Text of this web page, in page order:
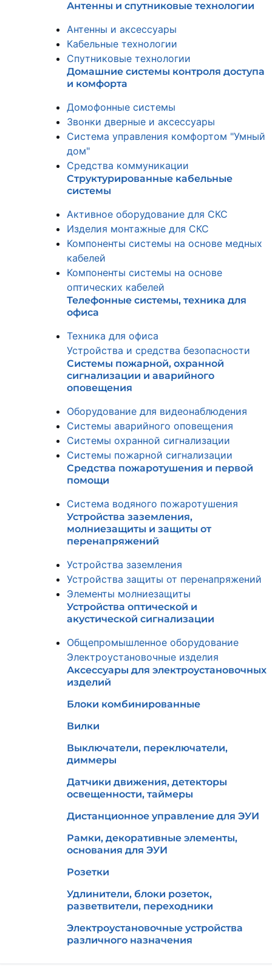
Антенны и спутниковые технологии
Антенны и аксессуары
Кабельные технологии
Спутниковые технологии
Домашние системы контроля доступа
и комфорта
Домофонные системы
Звонки дверные и аксессуары
Система управления комфортом "Умный
дом"
Средства коммуникации
Структурированные кабельные
системы
Активное оборудование для СКС
Изделия монтажные для СКС
Компоненты системы на основе медных
кабелей
Компоненты системы на основе
оптических кабелей
Телефонные системы, техника для
офиса
Техника для офиса
Устройства и средства безопасности
Системы пожарной, охранной
сигнализации и аварийного
оповещения
Оборудование для видеонаблюдения
Системы аварийного оповещения
Системы охранной сигнализации
Системы пожарной сигнализации
Средства пожаротушения и первой
помощи
Система водяного пожаротушения
Устройства заземления,
молниезащиты и защиты от
перенапряжений
Устройства заземления
Устройства защиты от перенапряжений
Элементы молниезащиты
Устройства оптической и
акустической сигнализации
Общепромышленное оборудование
Электроустановочные изделия
Аксессуары для электроустановочных
изделий
Блоки комбинированные
Вилки
Выключатели, переключатели,
диммеры
Датчики движения, детекторы
освещенности, таймеры
Дистанционное управление для ЭУИ
Рамки, декоративные элементы,
основания для ЭУИ
Розетки
Удлинители, блоки розеток,
разветвители, переходники
Электроустановочные устройства
различного назначения